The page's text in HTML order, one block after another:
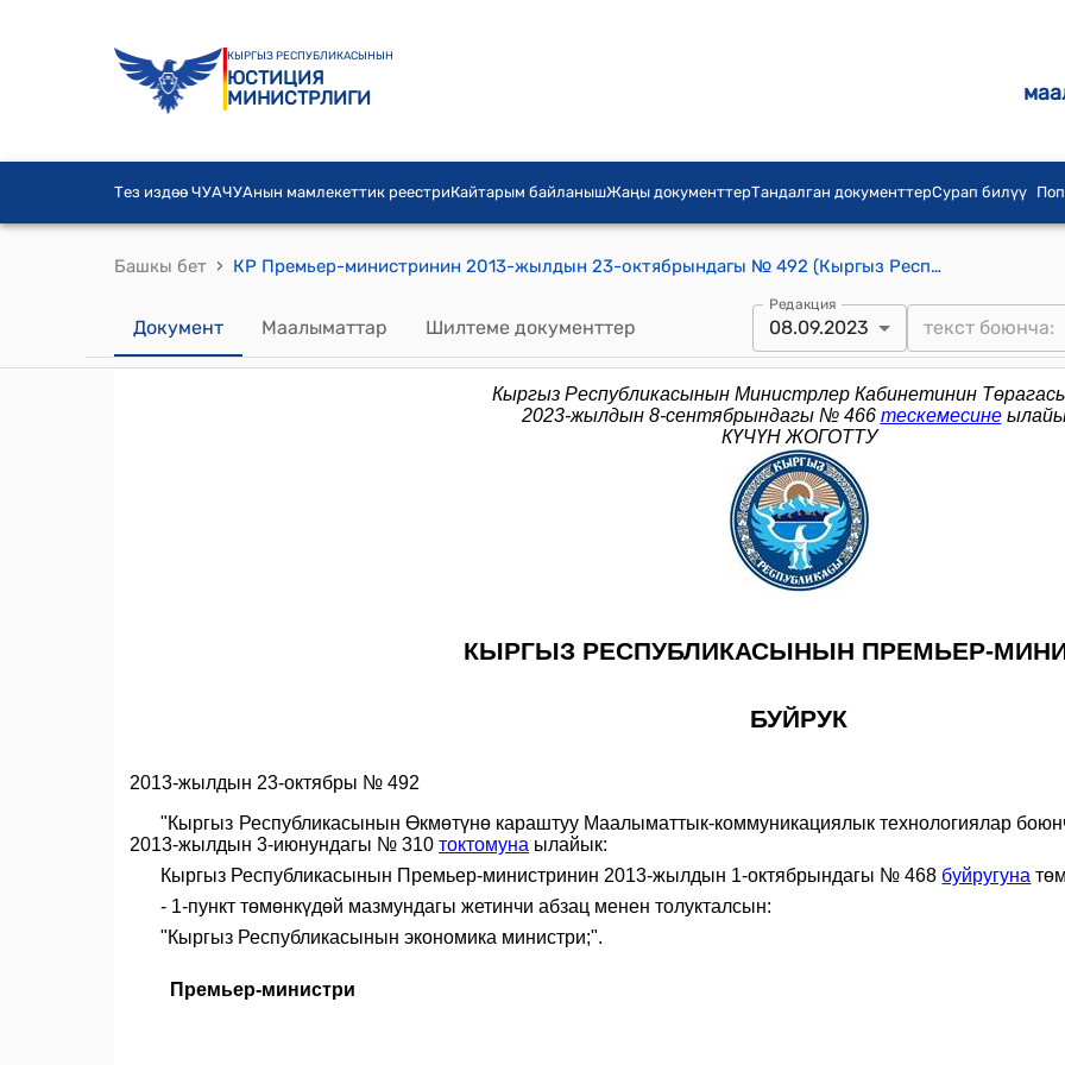
КЫРГЫЗ РЕСПУБЛИКАСЫНЫН
ЮСТИЦИЯ
МИНИСТРЛИГИ
Тез издөө ЧУАЧУАнын мамлекеттик реестриКайтарым байланышЖаңы документтерТандалган документтерСурап билүү
Башкы бет › КР Премьер-министринин 2013-жылдын 23-октябрындагы № 492 (Кыргыз Республикасынын Премьер-министринин 2013-жылдын 1-октябрындагы № 468 буйругуна толуктоо киргизүү тууралуу) буйругу
Документ Маалыматтар Шилтеме документтер
Редакция
08.09.2023